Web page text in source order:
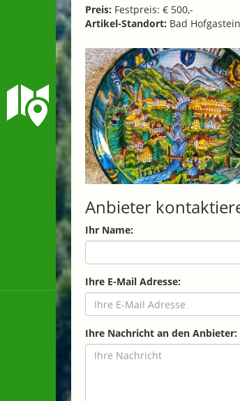
Preis: Festpreis: € 500,-
Artikel-Standort: Bad Hofgastein
Anbieter
Ihr Name:
Ihre E-Mail Adresse:
Ihre Nachricht an den Anbieter: